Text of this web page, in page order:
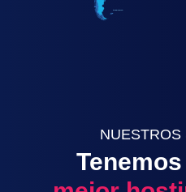
NUESTROS